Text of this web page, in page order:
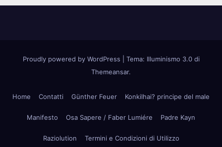
Proudly powered by WordPress
Tema: Illuminismo 3.0 di
Themeansar.
Home Contatti Günther Feuer Konkilhai? principe del male
Manifesto Osa Sapere / Faber Lumiére Padre Kayn
Raziolution Termini e Condizioni di Utilizzo